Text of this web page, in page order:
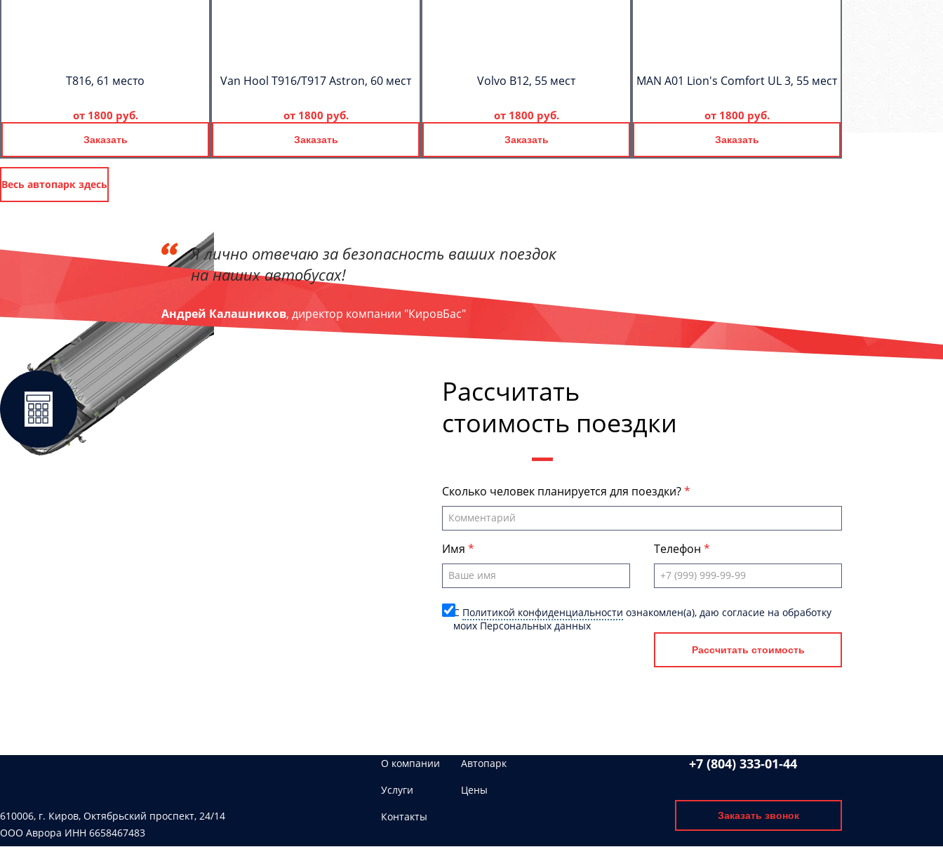
T816, 61 место
от 1800 руб.
Заказать
Van Hool T916/T917 Astron, 60 мест
от 1800 руб.
Заказать
Volvo B12, 55 мест
от 1800 руб.
Заказать
MAN A01 Lion's Comfort UL 3, 55 мест
от 1800 руб.
Заказать
Весь автопарк здесь
Я лично отвечаю за безопасность ваших поездок
на наших автобусах!
Андрей Калашников, директор компании "КировБас"
Рассчитать
стоимость поездки
Сколько человек планируется для поездки?
Имя Телефон
C Политикой конфиденциальности ознакомлен(а), даю согласие на обработку
моих Персональных данных
Рассчитать стоимость
610006, г. Киров, Октябрьский проспект, 24/14
ООО Аврора ИНН 6658467483
О компании
Автопарк
Услуги
Цены
Контакты
+7 (804) 333-01-44
Заказать звонок